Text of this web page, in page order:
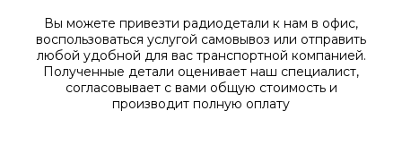
Вы можете привезти радиодетали к нам в офис,
воспользоваться услугой самовывоз или отправить
любой удобной для вас транспортной компанией.
Полученные детали оценивает наш специалист,
согласовываетс вами общую стоимость и
производит полную оплату